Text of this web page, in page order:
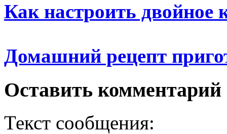
Как настроить двойное
Домашний рецепт
Оставить комментарий
Текст сообщения: